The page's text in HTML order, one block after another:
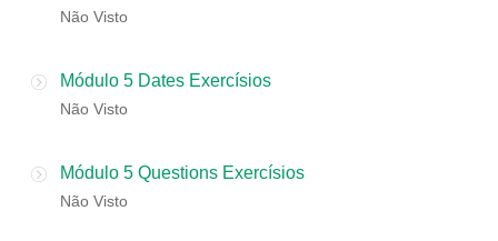
Não Visto
Módulo 5 Dates Exercísios
Não Visto
Módulo 5 Questions Exercísios
Não Visto